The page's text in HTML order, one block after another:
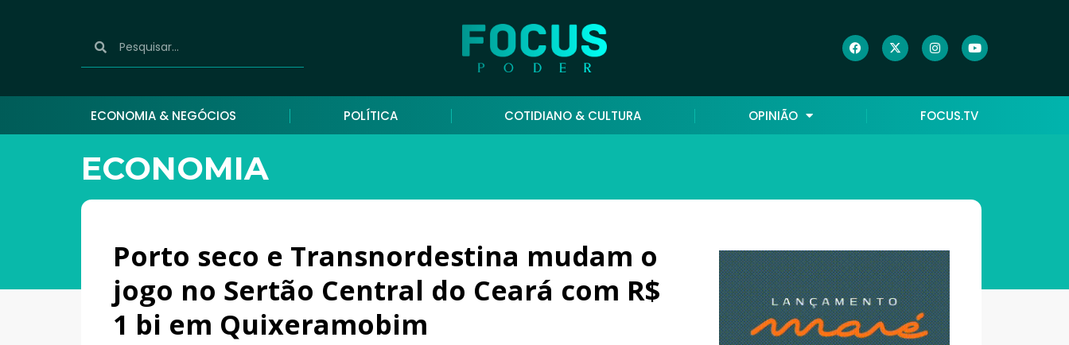
ECONOMIA & NEGÓCIOS POLÍTICA COTIDIANO & CULTURA OPINIÃO FOCUS.TV
ECONOMIA
Porto seco e Transnordestina mudam o
jogo no Sertão Central do Ceará com R$
1 bi em Quixeramobim